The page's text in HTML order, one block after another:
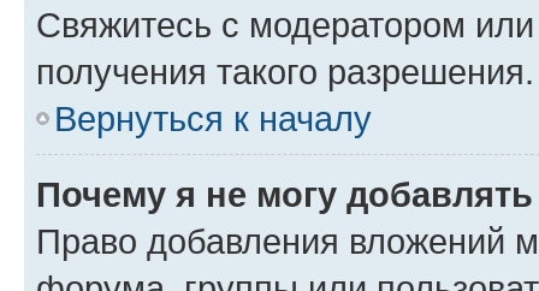
Свяжитесь с модератором
получения такого разрешения.
Вернуться к началу
Почему я не могу
Право добавления вложений